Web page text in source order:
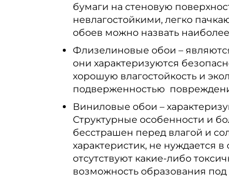
бумаги на стеновую
невлагостойкими, легко
обоев можно назвать
Флизелиновые обои –
они характеризуются
хорошую влагостойкость и
подверженностью
Виниловые обои –
Структурные особенности и
бесстрашен перед влагой и
характеристик, не нуждается
отсутствуют какие-либо
возможность образования